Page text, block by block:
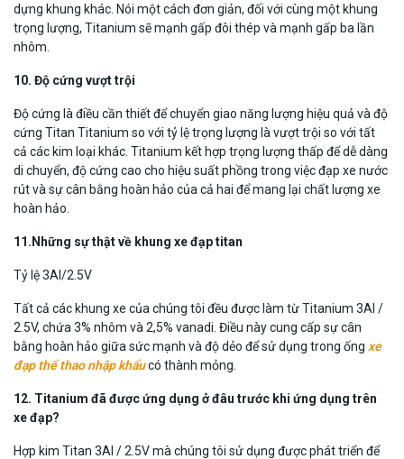
dựng khung khác. Nói một cách đơn giản, đối với cùng một khung
trọng lượng, Titanium sẽ mạnh gấp đôi thép và mạnh gấp ba lần
nhôm.
10. Độ cứng vượt trội
Độ cứng là điều cần thiết để chuyển giao năng lượng hiệu quả và độ
cứng Titan Titanium so với tỷ lệ trọng lượng là vượt trội so với tất
cả các kim loại khác. Titanium kết hợp trọng lượng thấp để dễ dàng
di chuyển, độ cứng cao cho hiệu suất phồng trong việc đạp xe nước
rút và sự cân bằng hoàn hảo của cả hai để mang lại chất lượng xe
hoàn hảo.
11.Những sự thật về khung xe đạp titan
Tỷ lệ 3Al/2.5V
Tất cả các khung xe của chúng tôi đều được làm từ Titanium 3Al /
2.5V, chứa 3% nhôm và 2,5% vanadi. Điều này cung cấp sự cân
bằng hoàn hảo giữa sức mạnh và độ dẻo để sử dụng trong ống xe
đạp thể thao nhập khẩucó thành mỏng.
12. Titanium đã được ứng dụng ở đâu trước khi ứng dụng trên
xe đạp?
Hợp kim Titan 3Al / 2.5V mà chúng tôi sử dụng được phát triển để